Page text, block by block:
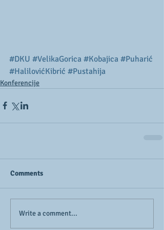
#DKU #VelikaGorica #Kobajica #Puharić
#HalilovićKibrić #Pustahija
Konferencije
Comments
Write a comment...